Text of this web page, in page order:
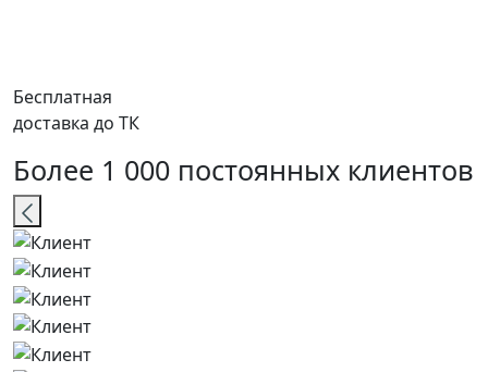
Бесплатная
доставка до ТК
Более 1 000 постоянных клиентов